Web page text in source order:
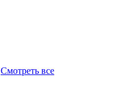
Смотреть все